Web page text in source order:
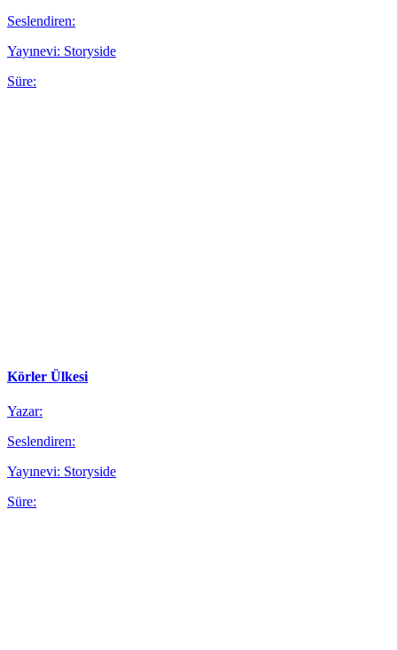
Seslendiren:
Yayınevi: Storyside
Süre:
Körler Ülkesi
Yazar:
Seslendiren:
Yayınevi: Storyside
Süre: